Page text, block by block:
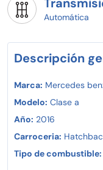
Automática
Descripción
Marca: Mercedes
Modelo: Clase a
Año: 2016
Carroceria:
Tipo de combustible: